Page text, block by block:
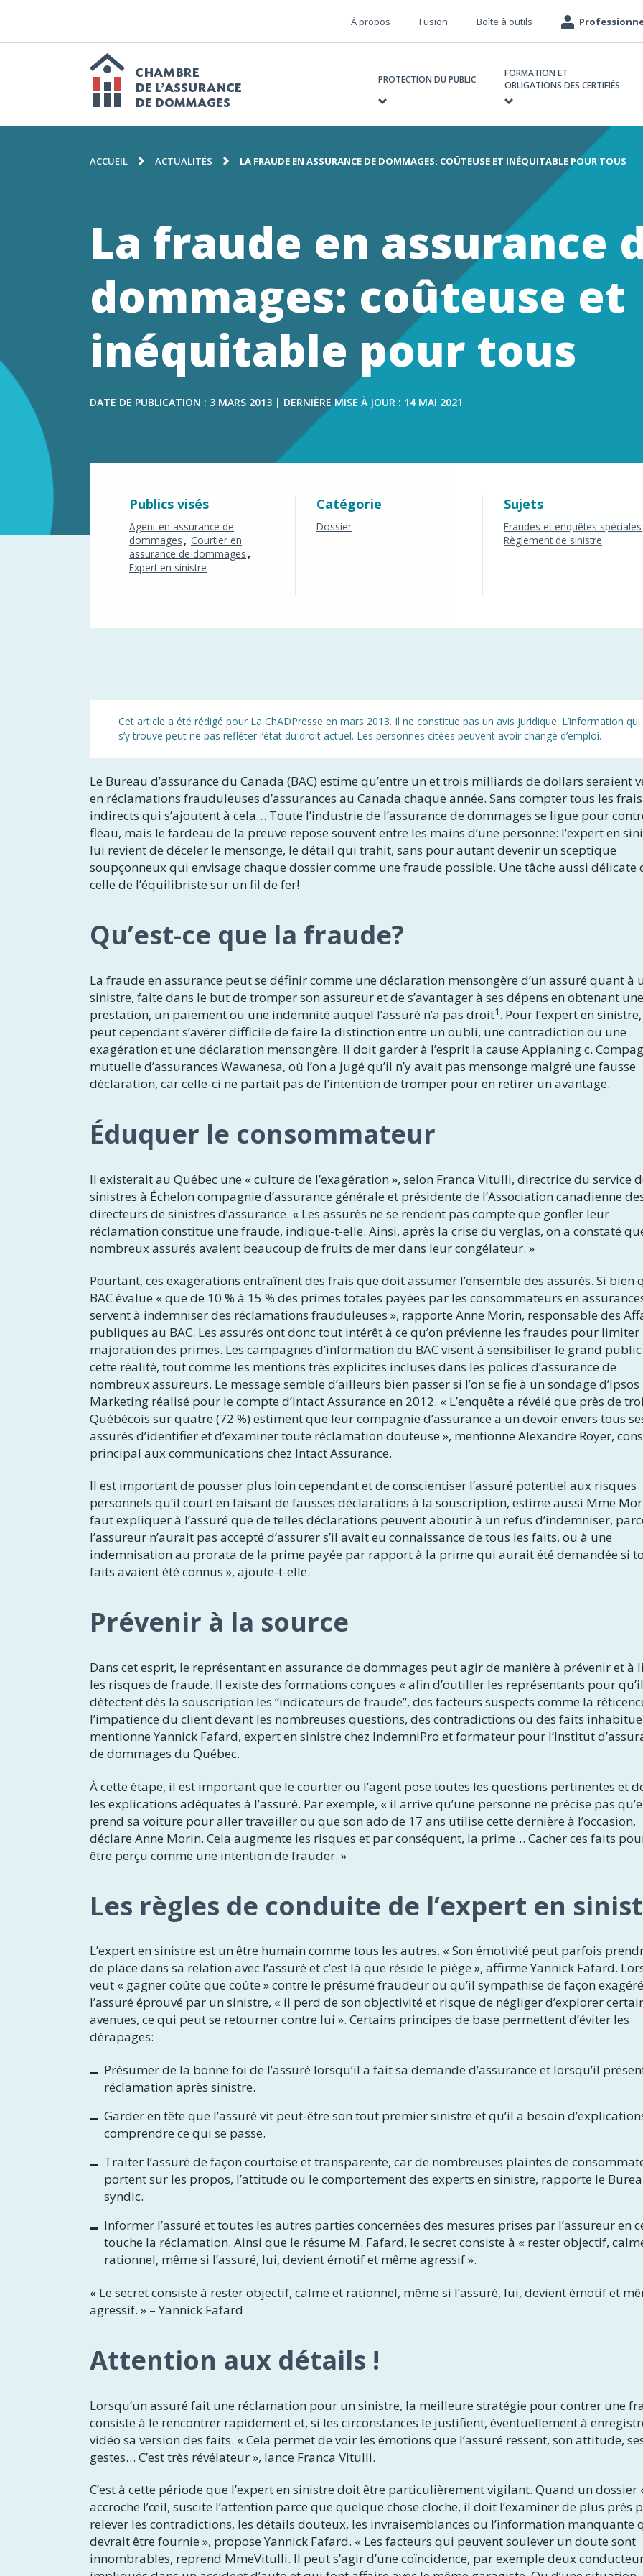
CONTENU
Chambre
de
l'assurance
de
dommages
principale
PROTECTION DU PUBLIC
FORMATION ET
OBLIGATIONS DES CERTIFIÉS
Méta
navigation
À propos Fusion Boîte à outils
FIL
ACCUEIL ACTUALITÉS LA FRAUDE EN ASSURANCE DE DOMMAGES: COÛTEUSE ET INÉQUITABLE POUR TOUS
La fraude en assurance
dommages: coûteuse et
inéquitable pour tous
DATE DE PUBLICATION : 3 MARS 2013 | DERNIÈRE MISE À JOUR : 14 MAI 2021
Publics visés
Agent en assurance de
dommages
Courtier en
assurance de dommages
Expert en sinistre
Catégorie
Dossier
Sujets
Fraudes et enquêtes spéciales
Règlement de sinistre
Cet article a été rédigé pour La ChADPresse en mars 2013. Il ne constitue pas un avis juridique. L’information qui
s’y trouve peut ne pas refléter l’état du droit actuel. Les personnes citées peuvent avoir changé d’emploi.
Le Bureau d’assurance du Canada (BAC) estime qu’entre un et trois milliards de dollars seraient
en réclamations frauduleuses d’assurances au Canada chaque année. Sans compter tous les frais
indirects qui s’ajoutent à cela… Toute l’industrie de l’assurance de dommages se ligue pour
fléau, mais le fardeau de la preuve repose souvent entre les mains d’une personne: l’expert en
lui revient de déceler le mensonge, le détail qui trahit, sans pour autant devenir un sceptique
soupçonneux qui envisage chaque dossier comme une fraude possible. Une tâche aussi délicate
celle de l’équilibriste sur un fil de fer!
Qu’est-ce que la fraude?
La fraude en assurance peut se définir comme une déclaration mensongère d’un assuré quant à
sinistre, faite dans le but de tromper son assureur et de s’avantager à ses dépens en obtenant une
prestation, un paiement ou une indemnité auquel l’assuré n’a pas droit1. Pour l’expert en
peut cependant s’avérer difficile de faire la distinction entre un oubli, une contradiction ou une
exagération et une déclaration mensongère. Il doit garder à l’esprit la cause Appianing c.
mutuelle d’assurances Wawanesa, où l’on a jugé qu’il n’y avait pas mensonge malgré une fausse
déclaration, car celle-ci ne partait pas de l’intention de tromper pour en retirer un avantage.
Éduquer le consommateur
Il existerait au Québec une « culture de l’exagération », selon Franca Vitulli, directrice du service
sinistres à Échelon compagnie d’assurance générale et présidente de l’Association canadienne
directeurs de sinistres d’assurance. « Les assurés ne se rendent pas compte que gonfler leur
réclamation constitue une fraude, indique-t-elle. Ainsi, après la crise du verglas, on a constaté
nombreux assurés avaient beaucoup de fruits de mer dans leur congélateur. »
Pourtant, ces exagérations entraînent des frais que doit assumer l’ensemble des assurés. Si bien
BAC évalue « que de 10 % à 15 % des primes totales payées par les consommateurs en
servent à indemniser des réclamations frauduleuses », rapporte Anne Morin, responsable des
publiques au BAC. Les assurés ont donc tout intérêt à ce qu’on prévienne les fraudes pour limiter
majoration des primes. Les campagnes d’information du BAC visent à sensibiliser le grand public
cette réalité, tout comme les mentions très explicites incluses dans les polices d’assurance de
nombreux assureurs. Le message semble d’ailleurs bien passer si l’on se fie à un sondage d’Ipsos
Marketing réalisé pour le compte d’Intact Assurance en 2012. « L’enquête a révélé que près de
Québécois sur quatre (72 %) estiment que leur compagnie d’assurance a un devoir envers tous
assurés d’identifier et d’examiner toute réclamation douteuse », mentionne Alexandre Royer,
principal aux communications chez Intact Assurance.
Il est important de pousser plus loin cependant et de conscientiser l’assuré potentiel aux risques
personnels qu’il court en faisant de fausses déclarations à la souscription, estime aussi Mme
faut expliquer à l’assuré que de telles déclarations peuvent aboutir à un refus d’indemniser,
l’assureur n’aurait pas accepté d’assurer s’il avait eu connaissance de tous les faits, ou à une
indemnisation au prorata de la prime payée par rapport à la prime qui aurait été demandée si
faits avaient été connus », ajoute-t-elle.
Prévenir à la source
Dans cet esprit, le représentant en assurance de dommages peut agir de manière à prévenir et à
les risques de fraude. Il existe des formations conçues « afin d’outiller les représentants pour
détectent dès la souscription les “indicateurs de fraude”, des facteurs suspects comme la
l’impatience du client devant les nombreuses questions, des contradictions ou des faits
mentionne Yannick Fafard, expert en sinistre chez IndemniPro et formateur pour l’Institut
de dommages du Québec.
À cette étape, il est important que le courtier ou l’agent pose toutes les questions pertinentes et
les explications adéquates à l’assuré. Par exemple, « il arrive qu’une personne ne précise pas
prend sa voiture pour aller travailler ou que son ado de 17 ans utilise cette dernière à l’occasion,
déclare Anne Morin. Cela augmente les risques et par conséquent, la prime… Cacher ces faits
être perçu comme une intention de frauder. »
Les règles de conduite de l’expert en
L’expert en sinistre est un être humain comme tous les autres. « Son émotivité peut parfois
de place dans sa relation avec l’assuré et c’est là que réside le piège », affirme Yannick Fafard.
veut « gagner coûte que coûte » contre le présumé fraudeur ou qu’il sympathise de façon
l’assuré éprouvé par un sinistre, « il perd de son objectivité et risque de négliger d’explorer
avenues, ce qui peut se retourner contre lui ». Certains principes de base permettent d’éviter les
dérapages:
Présumer de la bonne foi de l’assuré lorsqu’il a fait sa demande d’assurance et lorsqu’il
réclamation après sinistre.
Garder en tête que l’assuré vit peut-être son tout premier sinistre et qu’il a besoin
comprendre ce qui se passe.
Traiter l’assuré de façon courtoise et transparente, car de nombreuses plaintes de
portent sur les propos, l’attitude ou le comportement des experts en sinistre, rapporte le
syndic.
Informer l’assuré et toutes les autres parties concernées des mesures prises par l’assureur en
touche la réclamation. Ainsi que le résume M. Fafard, le secret consiste à « rester objectif,
rationnel, même si l’assuré, lui, devient émotif et même agressif ».
« Le secret consiste à rester objectif, calme et rationnel, même si l’assuré, lui, devient émotif et
agressif. » – Yannick Fafard
Attention aux détails !
Lorsqu’un assuré fait une réclamation pour un sinistre, la meilleure stratégie pour contrer une
consiste à le rencontrer rapidement et, si les circonstances le justifient, éventuellement à
vidéo sa version des faits. « Cela permet de voir les émotions que l’assuré ressent, son attitude,
gestes… C’est très révélateur », lance Franca Vitulli.
C’est à cette période que l’expert en sinistre doit être particulièrement vigilant. Quand un dossier
accroche l’œil, suscite l’attention parce que quelque chose cloche, il doit l’examiner de plus près
relever les contradictions, les détails douteux, les invraisemblances ou l’information manquante
devrait être fournie », propose Yannick Fafard. « Les facteurs qui peuvent soulever un doute sont
innombrables, reprend MmeVitulli. Il peut s’agir d’une coïncidence, par exemple deux